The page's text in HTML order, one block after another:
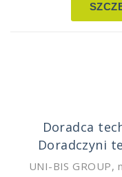
Doradca
Doradczyni
UNI-BIS GROUP,